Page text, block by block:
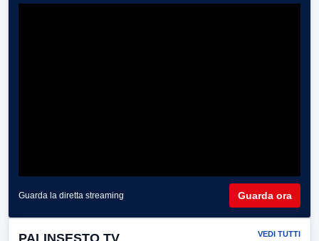
Guarda la diretta streaming Guarda ora
PALINSESTO TV VEDI TUTTI